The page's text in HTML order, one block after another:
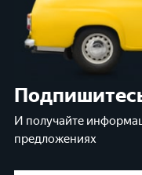
И получайте
предложениях